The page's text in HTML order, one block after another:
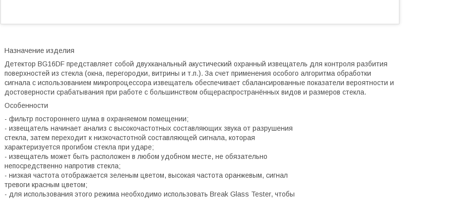
Назначение изделия
Детектор BG16DF представляет собой двухканальный акустический охранный извещатель для контроля разбития
поверхностей из стекла (окна, перегородки, витрины и т.п.). За счет применения особого алгоритма обработки
сигнала с использованием микропроцессора извещатель обеспечивает сбалансированные показатели вероятности и
достоверности срабатывания при работе с большинством общераспространённых видов и размеров стекла.
Особенности
- фильтр постороннего шума в охраняемом помещении;
- извещатель начинает анализ с высокочастотных составляющих звука от разрушения
стекла, затем переходит к низкочастотной составляющей сигнала, которая
характеризуется прогибом стекла при ударе;
- извещатель может быть расположен в любом удобном месте, не обязательно
непосредственно напротив стекла;
- низкая частота отображается зеленым цветом, высокая частота оранжевым, сигнал
тревоги красным цветом;
- для использования этого режима необходимо использовать Break Glass Tester, чтобы